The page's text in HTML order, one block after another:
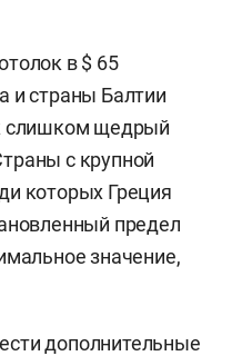
в $ 65
и страны Балтии
слишком щедрый
с крупной
которых Греция
предел
значение,
дополнительные